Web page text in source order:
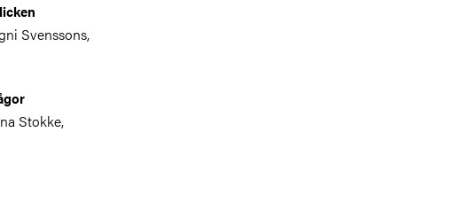
Svenssons,
Stokke,